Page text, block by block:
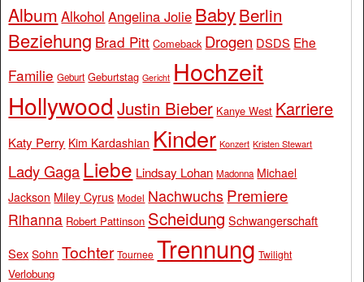
Album Alkohol Angelina Jolie BabyBerlin
Beziehung Brad Pitt Comeback Drogen DSDS Ehe
Familie Geburt Geburtstag Gericht Hochzeit
Hollywood Justin Bieber Kanye West Karriere
Katy Perry Kim Kardashian Kinder Konzert Kristen Stewart
Lady Gaga Liebe Lindsay Lohan Madonna Michael
Jackson Miley Cyrus Model Nachwuchs Premiere
Rihanna Robert Pattinson Scheidung Schwangerschaft
Sex Sohn Tochter Tournee Trennung Twilight
Verlobung